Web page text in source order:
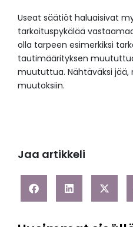
Useat säätiöt haluaisivat
tarkoituspykälää
olla tarpeen esimerkiksi
tautimäärityksen
muututtua. Nähtäväksi jää,
muutoksiin.
Jaa artikkeli